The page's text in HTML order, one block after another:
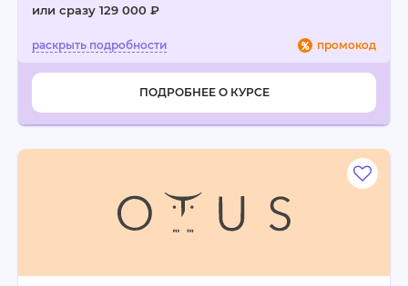
или сразу 129 000 ₽
промокод
ПОДРОБНЕЕ О КУРСЕ